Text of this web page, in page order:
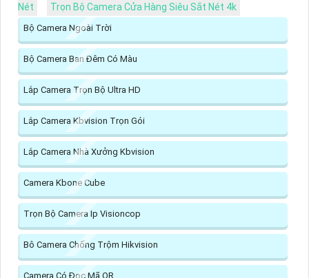
Nét
Trọn Bộ Camera Cửa Hàng Siêu Sắt Nét 4k
Bộ Camera Ngoài Trời
Bộ Camera Ban Đêm Có Màu
Lắp Camera Trọn Bộ Ultra HD
Lắp Camera Kbvision Trọn Gói
Lắp Camera Nhà Xưởng Kbvision
Camera Kbone Cube
Trọn Bộ Camera Ip Visioncop
Bô Camera Chống Trộm Hikvision
Camera Có Đọc Mã QR